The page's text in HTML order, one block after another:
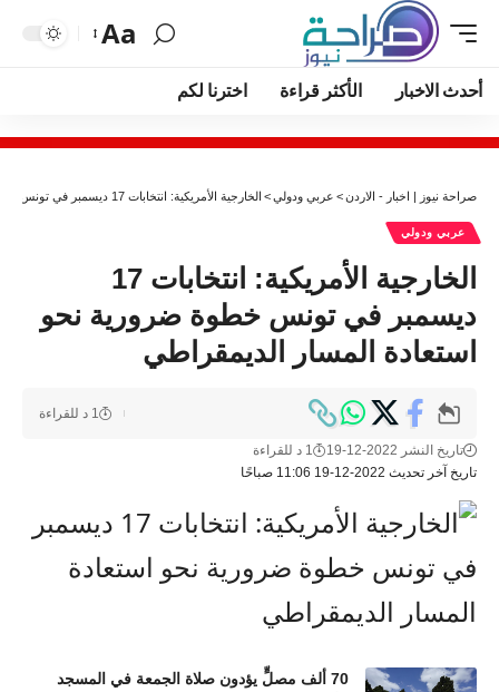
Aa
أحدث الاخبار الأكثر قراءة اخترنا لكم
صراحة نيوز | اخبار - الاردن> عربي ودولي> الخارجية الأمريكية: انتخابات 17 ديسمبر في تونس خطوة ضرورية نحو استعادة المسار الديمقراطي
عربي ودولي
الخارجية الأمريكية: انتخابات 17
ديسمبر في تونس خطوة ضرورية نحو
استعادة المسار الديمقراطي
تاريخ آخر تحديث 2022-12-19 11:06 صباحًا
تاريخ النشر 2022-12-19 1 د للقراءة
1 د للقراءة
70 ألف مصلٍّ يؤدون صلاة الجمعة في المسجد